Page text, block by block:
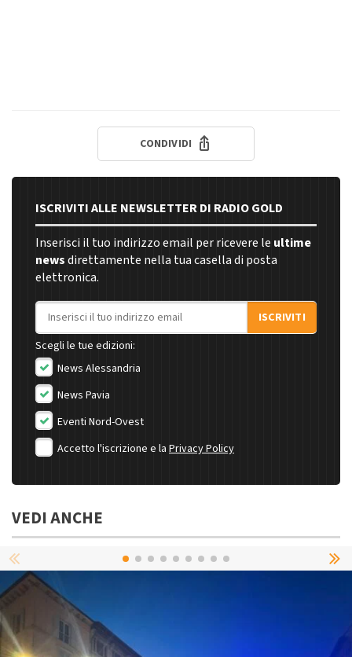
CONDIVIDI
ISCRIVITI ALLE NEWSLETTER DI RADIO GOLD
Inserisci il tuo indirizzo email per ricevere le ultime
newsdirettamente nella tua casella di posta
elettronica.
Indirizzo email
ISCRIVITI
Scegli le tue edizioni:
News Alessandria
News Pavia
Eventi Nord-Ovest
Accetto l'iscrizione e la Privacy Policy
VEDI ANCHE